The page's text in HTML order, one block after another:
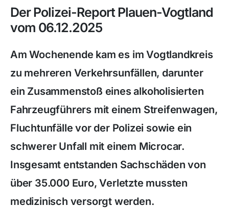
Der Polizei-Report Plauen-Vogtland
vom 06.12.2025
Am Wochenende kam es im Vogtlandkreis
zu mehreren Verkehrsunfällen, darunter
ein Zusammenstoß eines alkoholisierten
Fahrzeugführers mit einem Streifenwagen,
Fluchtunfälle vor der Polizei sowie ein
schwerer Unfall mit einem Microcar.
Insgesamt entstanden Sachschäden von
über 35.000 Euro, Verletzte mussten
medizinisch versorgt werden.